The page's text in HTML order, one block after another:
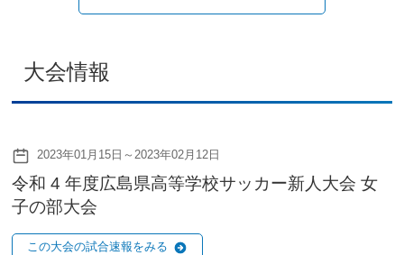
大会情報
2023年01月15日～2023年02月12日
令和 4 年度広島県高等学校サッカー新人大会 女
子の部大会
この大会の試合速報をみる